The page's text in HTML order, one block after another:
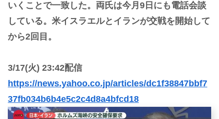
いくことで一致した。両氏は今月9日にも電話会談
している。米イスラエルとイランが交戦を開始して
から2回目。
3/17(火) 23:42配信
https://news.yahoo.co.jp/articles/dc1f38847bbf7
37fb034b6b4e5c2c4d8a4bfcd18